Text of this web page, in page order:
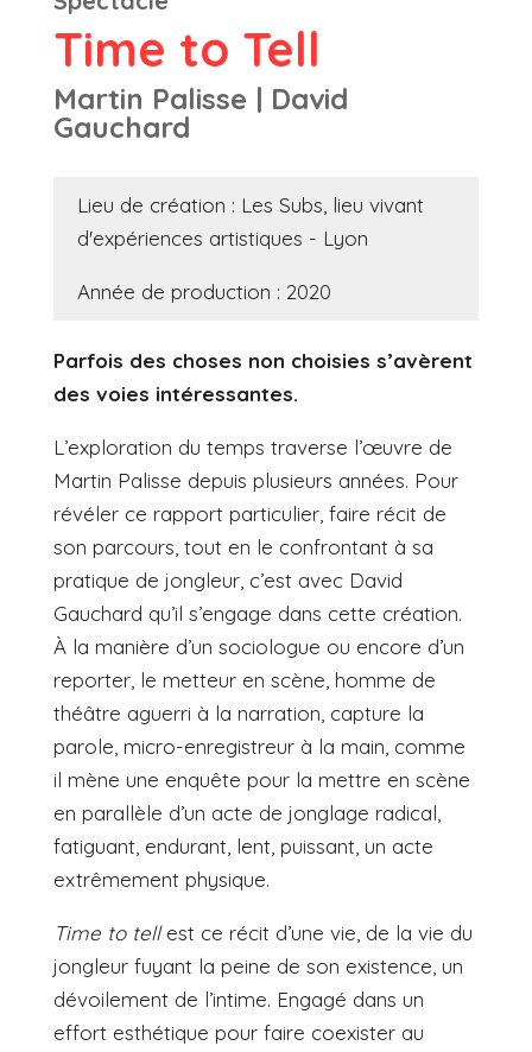
Time to Tell
Martin Palisse | David
Gauchard
Lieu de création : Les Subs, lieu vivant
d'expériences artistiques - Lyon
Année de production : 2020
Parfois des choses non choisies s’avèrent
des voies intéressantes.
L’exploration du temps traverse l’œuvre de
Martin Palisse depuis plusieurs années. Pour
révéler ce rapport particulier, faire récit de
son parcours, tout en le confrontant à sa
pratique de jongleur, c’est avec David
Gauchard qu’il s’engage dans cette création.
À la manière d’un sociologue ou encore d’un
reporter, le metteur en scène, homme de
théâtre aguerri à la narration, capture la
parole, micro-enregistreur à la main, comme
il mène une enquête pour la mettre en scène
en parallèle d’un acte de jonglage radical,
fatiguant, endurant, lent, puissant, un acte
extrêmement physique.
Time to tellest ce récit d’une vie, de la vie du
jongleur fuyant la peine de son existence, un
dévoilement de l’intime. Engagé dans un
effort esthétique pour faire coexister au